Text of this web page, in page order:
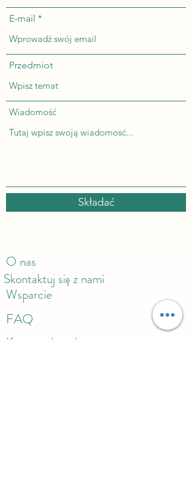
E-mail
Przedmiot
Wiadomość
Składać
O nas
Skontaktuj się z nami
Wsparcie
FAQ
Karta podarunkowa